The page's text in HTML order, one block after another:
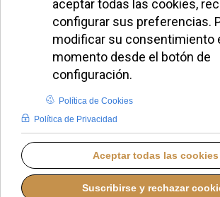
Iglesia pese a
polémica por
casos falsos
incorporados
informes